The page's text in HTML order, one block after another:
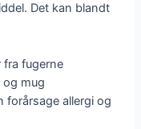
Det kan blandt
fra fugerne
og mug
forårsage allergi og